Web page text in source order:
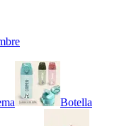
Botella